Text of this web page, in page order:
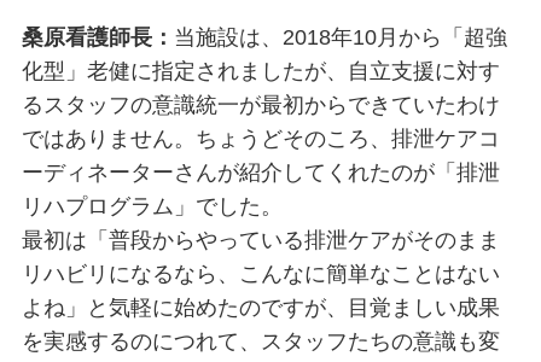
桑原看護師長： 当施設は、2018年10月から「超強
化型」老健に指定されましたが、自立支援に対す
るスタッフの意識統一が最初からできていたわけ
ではありません。ちょうどそのころ、排泄ケアコ
ーディネーターさんが紹介してくれたのが「排泄
リハプログラム」でした。
最初は「普段からやっている排泄ケアがそのまま
リハビリになるなら、こんなに簡単なことはない
よね」と気軽に始めたのですが、目覚ましい成果
を実感するのにつれて、スタッフたちの意識も変